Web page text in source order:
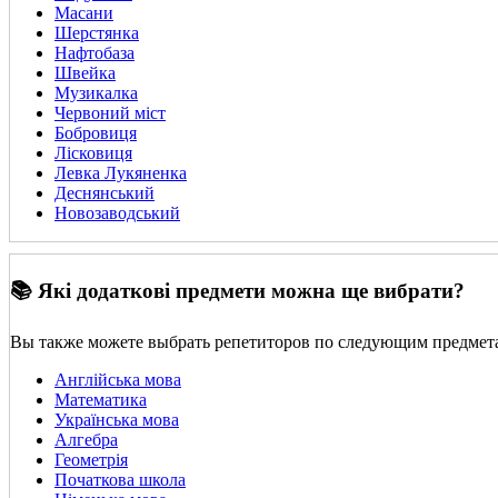
Масани
Шерстянка
Нафтобаза
Швейка
Музикалка
Червоний міст
Бобровиця
Лісковиця
Левка Лукяненка
Деснянський
Новозаводський
📚 Які додаткові предмети можна ще вибрати?
Вы также можете выбрать репетиторов по следующим
Англійська мова
Математика
Українська мова
Алгебра
Геометрія
Початкова школа